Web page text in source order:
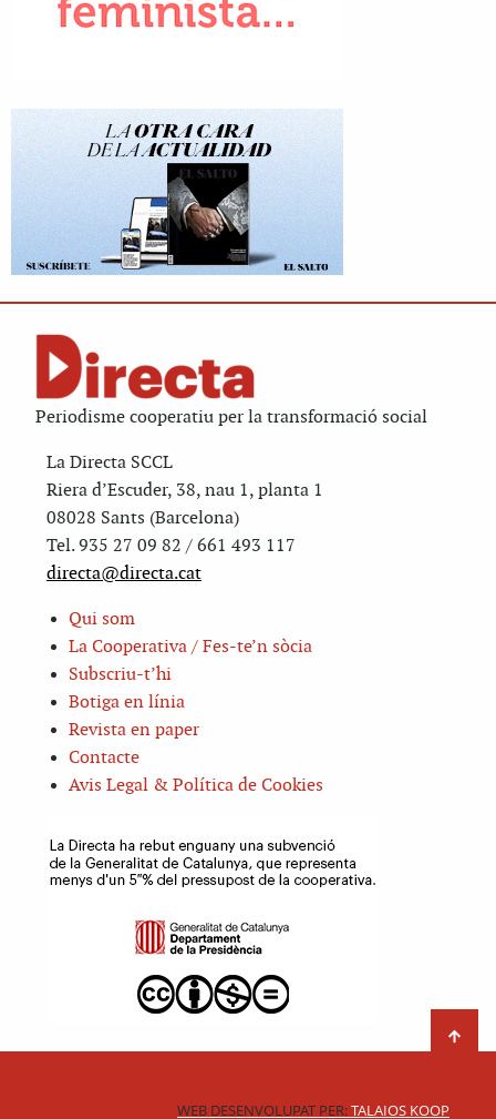
Periodisme cooperatiu per la transformació social
La Directa SCCL
Riera d’Escuder, 38, nau 1, planta 1
08028 Sants (Barcelona)
Tel. 935 27 09 82 / 661 493 117
directa@directa.cat
Qui som
La Cooperativa / Fes-te’n sòcia
Subscriu-t’hi
Botiga en línia
Revista en paper
Contacte
Avis Legal & Política de Cookies
WEB DESENVOLUPAT PER:TALAIOS KOOP